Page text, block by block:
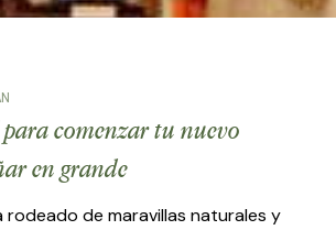
comenzar tu nuevo
en grande
rodeado de maravillas naturales y